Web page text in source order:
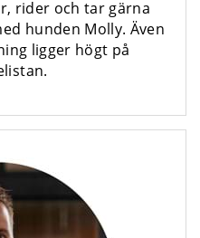
rider och tar gärna
hunden Molly. Även
ligger högt på